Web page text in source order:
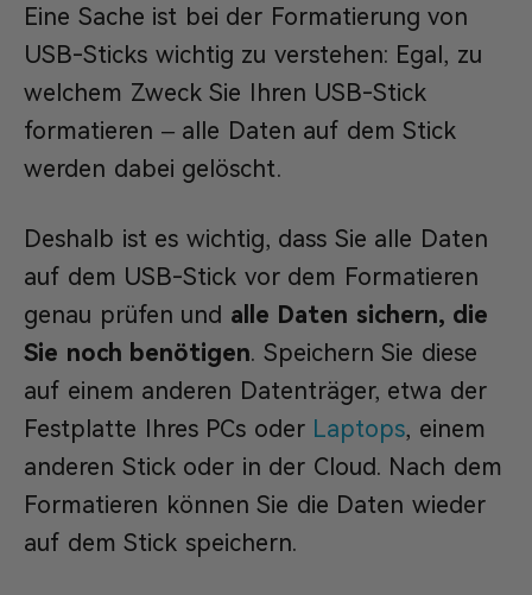
Eine Sache ist bei der Formatierung von
USB-Sticks wichtig zu verstehen: Egal, zu
welchem Zweck Sie Ihren USB-Stick
formatieren – alle Daten auf dem Stick
werden dabei gelöscht.
Deshalb ist es wichtig, dass Sie alle Daten
auf dem USB-Stick vor dem Formatieren
genau prüfen und alle Daten sichern, die
Sie noch benötigen. Speichern Sie diese
auf einem anderen Datenträger, etwa der
Festplatte Ihres PCs oder Laptops, einem
anderen Stick oder in der Cloud. Nach dem
Formatieren können Sie die Daten wieder
auf dem Stick speichern.